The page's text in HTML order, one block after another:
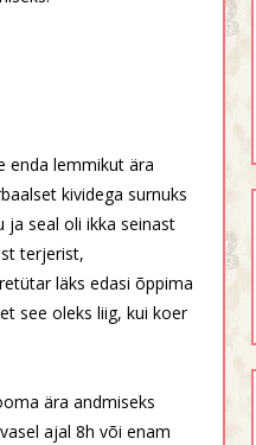
enda lemmikut ära
kividega surnuks
ja seal oli ikka seinast
terjerist,
läks edasi õppima
see oleks liig, kui koer
ära andmiseks
ajal 8h või enam